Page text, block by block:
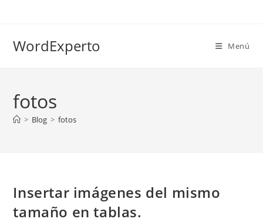
WordExperto Menú
fotos
> Blog > fotos
Insertar imágenes del mismo
tamaño en tablas.